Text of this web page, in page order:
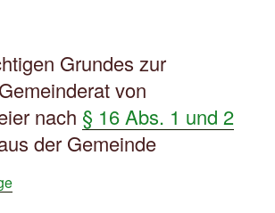
Grundes zur
von
nach § 16 Abs. 1 und 2
der Gemeinde